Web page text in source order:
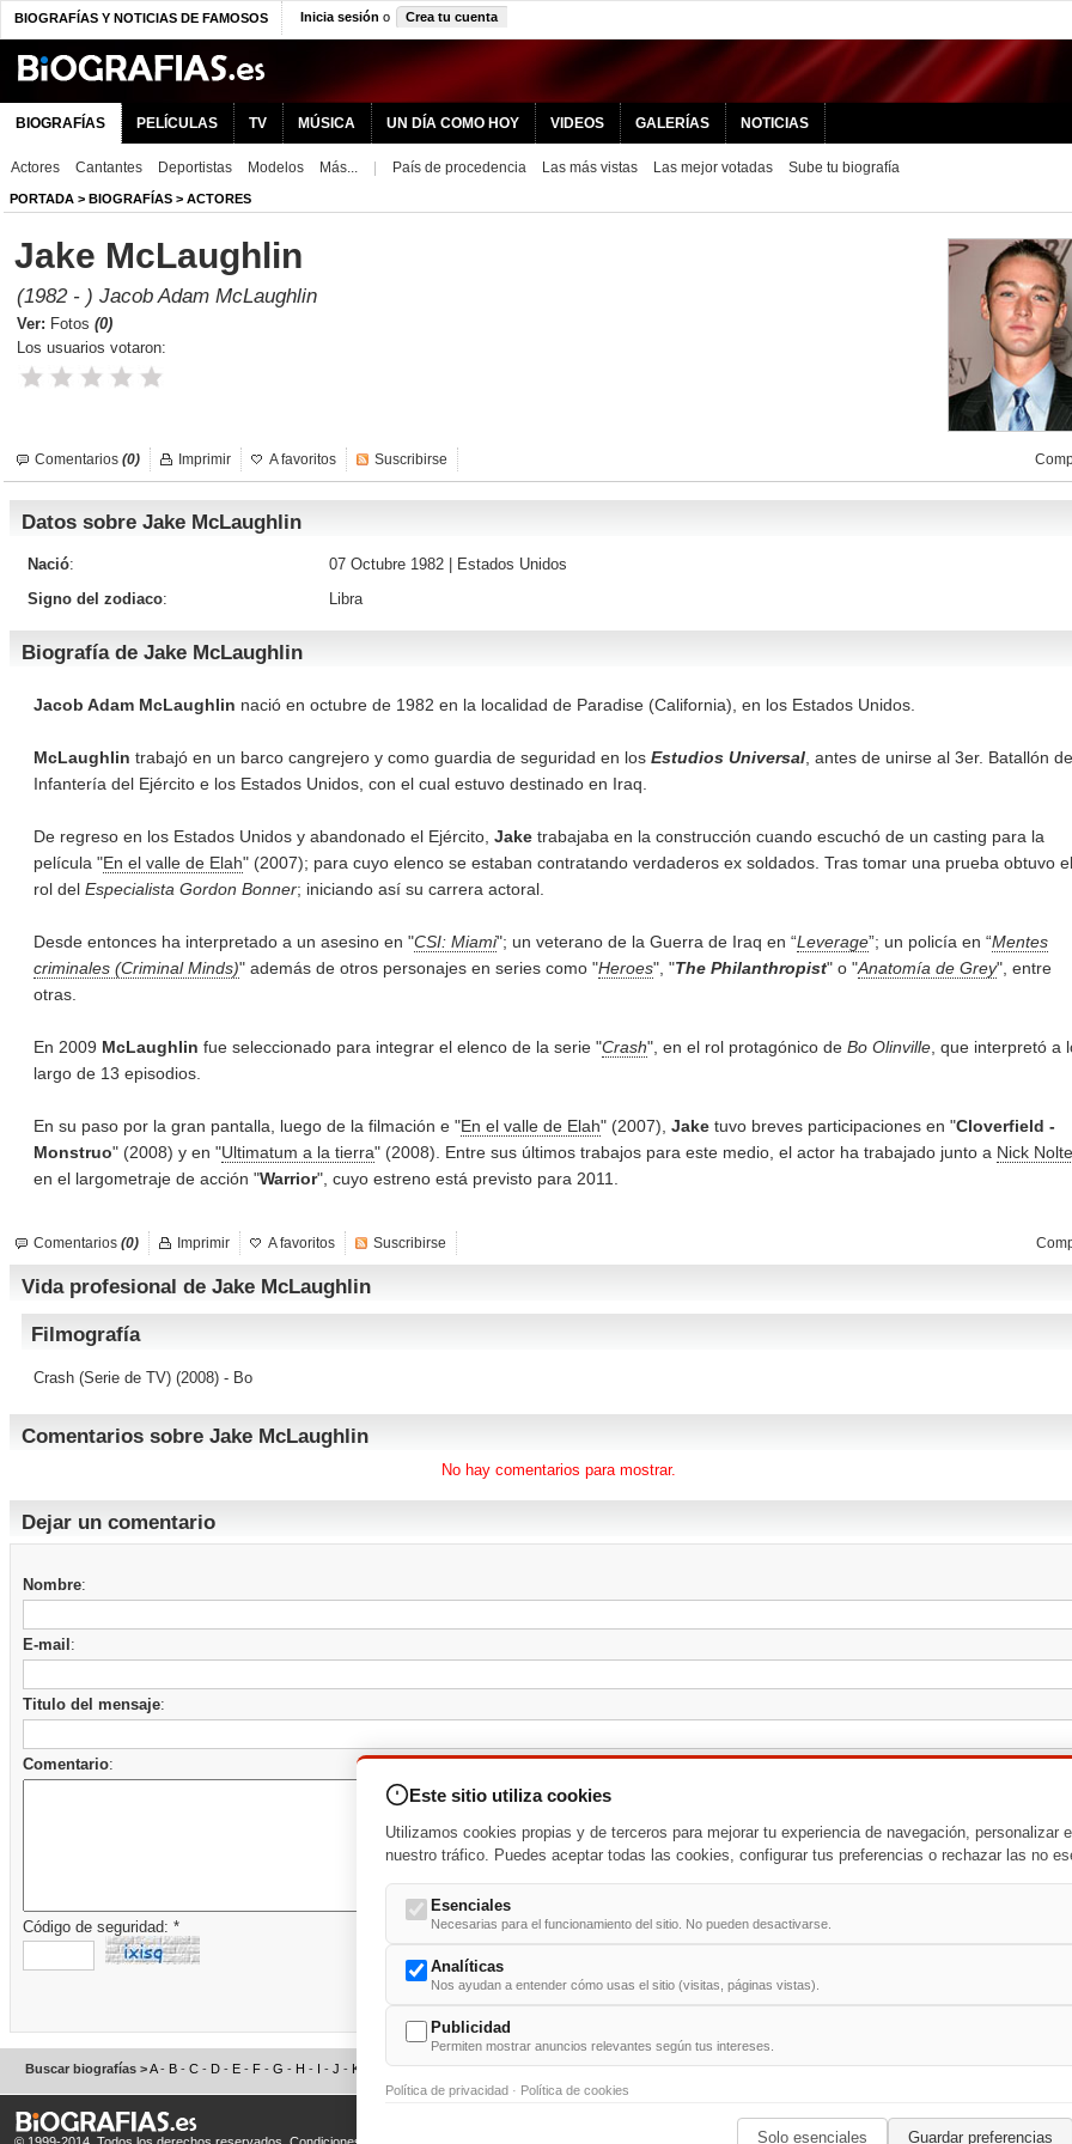
BIOGRAFÍAS Y NOTICIAS DE FAMOSOS Inicia sesión o Crea tu cuenta
BIOGRAFÍAS PELÍCULAS TV MÚSICA UN DÍA COMO HOY VIDEOS GALERÍAS NOTICIAS
Actores Cantantes Deportistas Modelos Más... País de procedencia Las más vistas Las mejor votadas Sube tu biografía
PORTADA > BIOGRAFÍAS > ACTORES
Jake McLaughlin
(1982 - ) Jacob Adam McLaughlin
Ver: Fotos (0)
Los usuarios votaron:
Comentarios (0) Imprimir A favoritos Suscribirse
Datos sobre Jake McLaughlin
Nació: 07 Octubre 1982 |
Estados Unidos
Signo del zodiaco: Libra
Biografía de Jake McLaughlin
Jacob Adam McLaughlin nació en octubre de 1982 en la localidad de Paradise (California), en los Estados Unidos.
McLaughlin trabajó en un barco cangrejero y como guardia de seguridad en los Estudios Universal , antes de unirse al 3er. Batallón de
Infantería del Ejército e los Estados Unidos, con el cual estuvo destinado en Iraq.
De regreso en los Estados Unidos y abandonado el Ejército, Jake trabajaba en la construcción cuando escuchó de un casting para la
película "En el valle de Elah" (2007); para cuyo elenco se estaban contratando verdaderos ex soldados. Tras tomar una prueba obtuvo el
rol del Especialista Gordon Bonner; iniciando así su carrera actoral.
Desde entonces ha interpretado a un asesino en "CSI: Miami"; un veterano de la Guerra de Iraq en “Leverage”; un policía en “Mentes
criminales (Criminal Minds)" además de otros personajes en series como "Heroes", "The Philanthropist" o "Anatomía de Grey", entre
otras.
En 2009 McLaughlin fue seleccionado para integrar el elenco de la serie "Crash", en el rol protagónico de Bo Olinville , que interpretó a
largo de 13 episodios.
En su paso por la gran pantalla, luego de la filmación e "En el valle de Elah" (2007), Jake tuvo breves participaciones en "Cloverfield -
Monstruo" (2008) y en "Ultimatum a la tierra" (2008). Entre sus últimos trabajos para este medio, el actor ha trabajado junto a Nick Nolte
en el largometraje de acción "Warrior", cuyo estreno está previsto para 2011.
Comentarios (0) Imprimir A favoritos Suscribirse
Vida profesional de Jake McLaughlin
Filmografía
Crash (Serie de TV) (2008) - Bo
Comentarios sobre Jake McLaughlin
No hay comentarios para mostrar.
Dejar un comentario
Nombre:
E-mail :
Titulo del mensaje:
Comentario:
Código de seguridad: *
Buscar biografías >A- B - C - D - E - F - G - H - I - J - K M-N-O-P-Q-R-S-T-U-V-W-X-Y-Z
Este sitio utiliza cookies
Utilizamos cookies propias y de terceros para mejorar tu experiencia de navegación, personalizar
nuestro tráfico. Puedes aceptar todas las cookies, configurar tus preferencias o rechazar las no
Esenciales
Necesarias para el funcionamiento del sitio. No pueden desactivarse.
Analíticas
Nos ayudan a entender cómo usas el sitio (visitas, páginas vistas).
Publicidad
Permiten mostrar anuncios relevantes según tus intereses.
Política de privacidad · Política de cookies
Solo esenciales Guardar preferencias